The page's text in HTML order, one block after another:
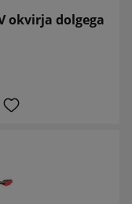
okvirja dolgega